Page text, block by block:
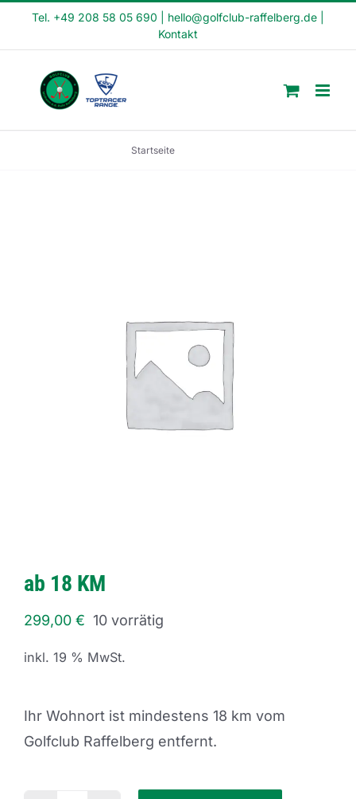
Tel. +49 208 58 05 690 hello@golfclub-raffelberg.de
Kontakt
Startseite
ab 18 KM
299,00 € 10 vorrätig
inkl. 19 % MwSt.
Ihr Wohnort ist mindestens 18 km vom
Golfclub Raffelberg entfernt.